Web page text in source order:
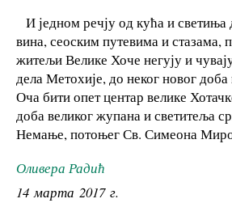
И једном речју од кућа и
вина, сеоским путевима и стазама,
житељи Велике Хоче негују и
дела Метохије, до неког новог
Оча бити опет центар велике
доба великог жупана и светитеља
Немање, потоњег Св. Симеона
Оливера Радић
14 марта 2017 г.